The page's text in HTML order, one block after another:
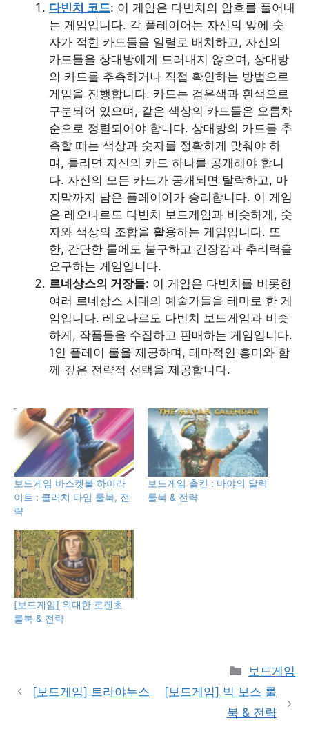
다빈치 코드: 이 게임은 다빈치의 암호를 풀어내
는 게임입니다. 각 플레이어는 자신의 앞에 숫
자가 적힌 카드들을 일렬로 배치하고, 자신의
카드들을 상대방에게 드러내지 않으며, 상대방
의 카드를 추측하거나 직접 확인하는 방법으로
게임을 진행합니다. 카드는 검은색과 흰색으로
구분되어 있으며, 같은 색상의 카드들은 오름차
순으로 정렬되어야 합니다. 상대방의 카드를 추
측할 때는 색상과 숫자를 정확하게 맞춰야 하
며, 틀리면 자신의 카드 하나를 공개해야 합니
다. 자신의 모든 카드가 공개되면 탈락하고, 마
지막까지 남은 플레이어가 승리합니다. 이 게임
은 레오나르도 다빈치 보드게임과 비슷하게, 숫
자와 색상의 조합을 활용하는 게임입니다. 또
한, 간단한 룰에도 불구하고 긴장감과 추리력을
요구하는 게임입니다.
르네상스의 거장들: 이 게임은 다빈치를 비롯한
여러 르네상스 시대의 예술가들을 테마로 한 게
임입니다. 레오나르도 다빈치 보드게임과 비슷
하게, 작품들을 수집하고 판매하는 게임입니다.
1인 플레이 룰을 제공하며, 테마적인 흥미와 함
께 깊은 전략적 선택을 제공합니다.
보드게임 바스켓볼 하이라
이트 : 클러치 타임 룰북, 전
략
보드게임 촐킨 : 마야의 달력
룰북 & 전략
[보드게임] 위대한 로렌초
룰북 & 전략
Categories
보드게임
[보드게임] 트라야누스
[보드게임] 빅 보스 룰
북 & 전략